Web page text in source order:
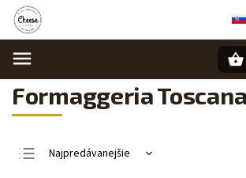
Formaggeria Toscana
Najpredávanejšie